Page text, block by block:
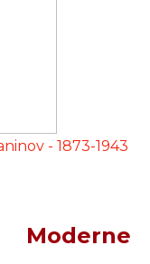
- 1873-1943
Moderne